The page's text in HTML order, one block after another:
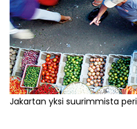
Jakartan yksi suurimmista